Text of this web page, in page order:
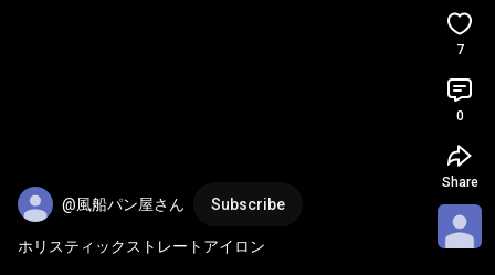
@風船パン屋さん Subscribe
ホリスティックストレートアイロン
7
0
Share